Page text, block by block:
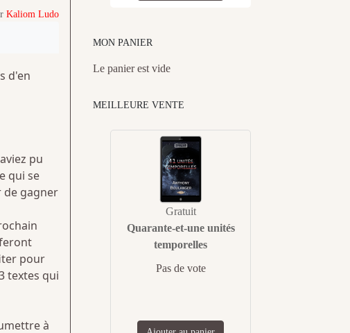
Kaliom Ludo
d'en
pu
qui se
de gagner
pour
textes qui
à
MON PANIER
Le panier est vide
MEILLEURE VENTE
Gratuit
Quarante-et-une unités
temporelles
Pas de vote